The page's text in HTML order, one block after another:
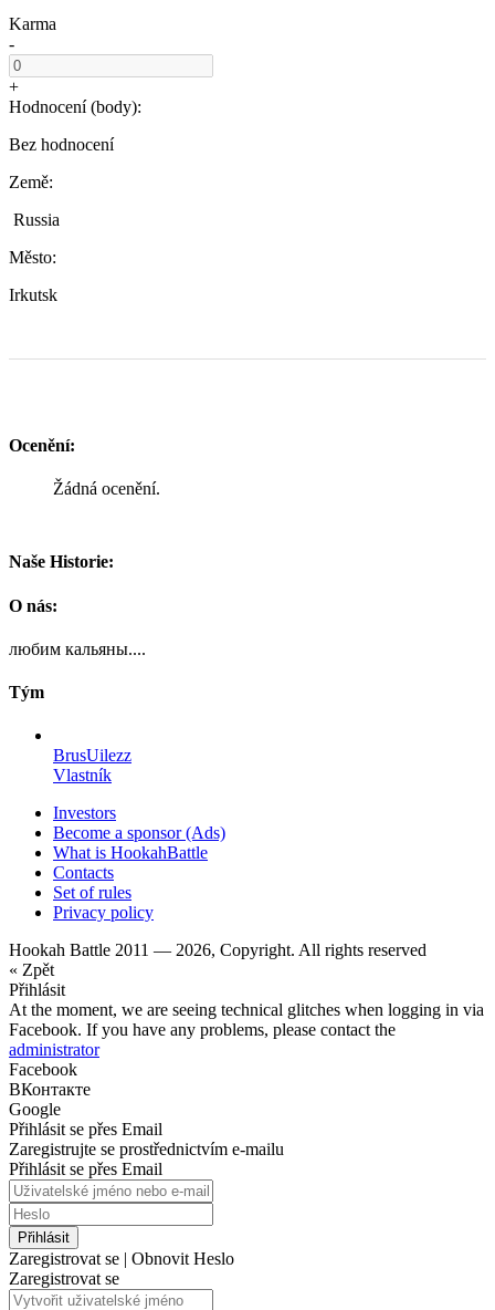
Karma
-
+
Hodnocení (body):
Bez hodnocení
Země:
Russia
Město:
Irkutsk
Ocenění:
Žádná ocenění.
Naše Historie:
O nás:
любим кальяны....
Tým
BrusUilezz
Vlastník
Investors
Become a sponsor (Ads)
What is HookahBattle
Contacts
Set of rules
Privacy policy
Hookah Battle 2011 — 2026, Copyright. All rights reserved
« Zpět
Přihlásit
At the moment, we are seeing technical glitches when logging in via
Facebook. If you have any problems, please contact the
administrator
Facebook
ВКонтакте
Google
Přihlásit se přes Email
Zaregistrujte se prostřednictvím e-mailu
Přihlásit se přes Email
Přihlásit
Zaregistrovat se | Obnovit Heslo
Zaregistrovat se